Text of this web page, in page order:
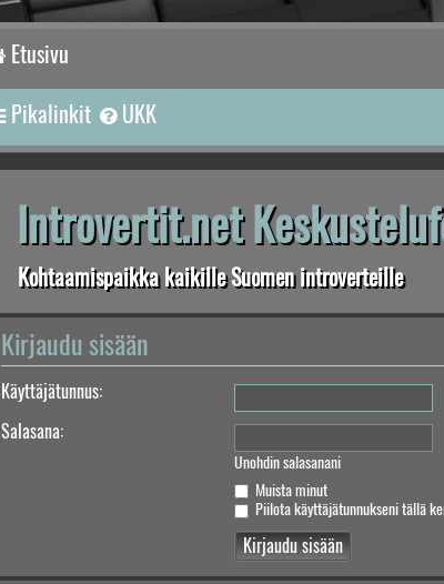
Etusivu
Pikalinkit UKK
Introvertit.net
Kohtaamispaikka kaikille Suomen introverteille
Kirjaudu sisään
Käyttäjätunnus:
Salasana:
Unohdin salasanani
Muista minut
Piilota käyttäjätunnukseni tällä